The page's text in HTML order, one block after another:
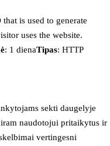
is used to generate
uses the website.
: 1 dienaTipas: HTTP
sekti daugelyje
naudotojui pritaikytus ir
vertingesni